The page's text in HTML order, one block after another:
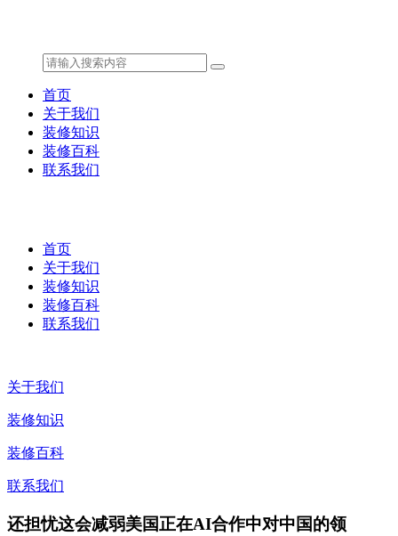
首页
关于我们
装修知识
装修百科
联系我们
首页
关于我们
装修知识
装修百科
联系我们
关于我们
装修知识
装修百科
联系我们
还担忧这会减弱美国正在AI合作中对中国的领